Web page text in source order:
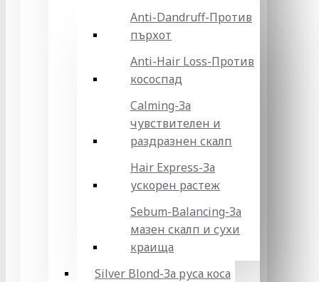
Anti-Dandruff-Против
пърхот
Anti-Hair Loss-Против
кососпад
Calming-За
чувствителен и
раздразнен скалп
Hair Express-За
ускорен растеж
Sebum-Balancing-За
мазен скалп и сухи
краища
Silver Blond-За руса коса